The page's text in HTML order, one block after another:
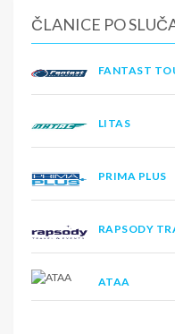
ČLANICE PO
FANTAST
LITAS
PRIMA PLUS
RAPSODY
ATAA